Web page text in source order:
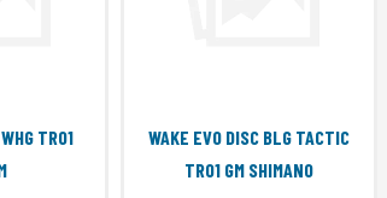
TRO1
WAKE EVO DISC BLG TACTIC
TR01 GM SHIMANO